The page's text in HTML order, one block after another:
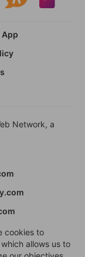
Network, a
cookies to
allows us to